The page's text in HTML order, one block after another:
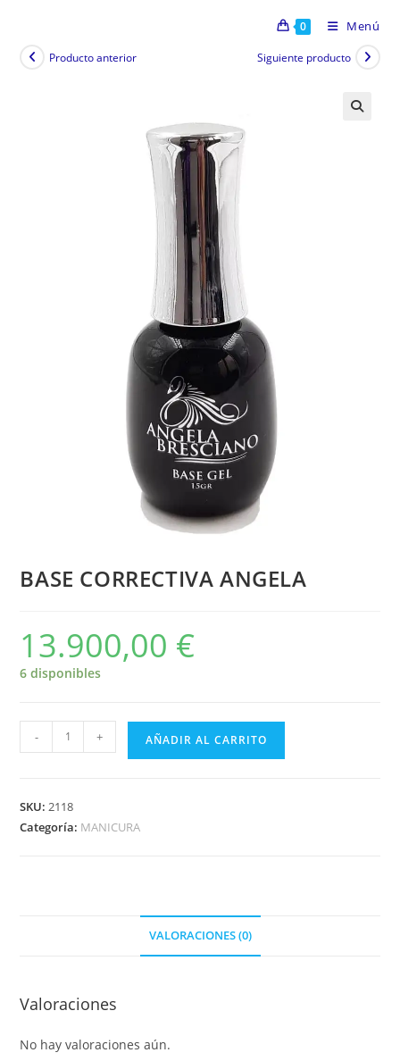
0 Menú
Producto anterior Siguiente producto
BASE CORRECTIVA ANGELA
13.900,00 €
6 disponibles
- + AÑADIR AL CARRITO
SKU: 2118
Categoría: MANICURA
VALORACIONES (0)
Valoraciones
No hay valoraciones aún.